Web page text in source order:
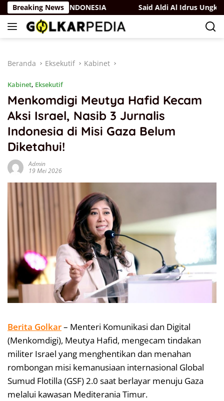
Langsung
ke
konten
Breaking News
Anak INDONESIA Said Aldi Al Idrus Ungkap
Beranda Eksekutif Kabinet
Kabinet, Eksekutif
Menkomdigi Meutya Hafid Kecam
Aksi Israel, Nasib 3 Jurnalis
Indonesia di Misi Gaza Belum
Diketahui!
Admin
19 Mei 2026
Berita Golkar– Menteri Komunikasi dan Digital
(Menkomdigi), Meutya Hafid, mengecam tindakan
militer Israel yang menghentikan dan menahan
rombongan misi kemanusiaan internasional Global
Sumud Flotilla (GSF) 2.0 saat berlayar menuju Gaza
melalui kawasan Mediterania Timur.